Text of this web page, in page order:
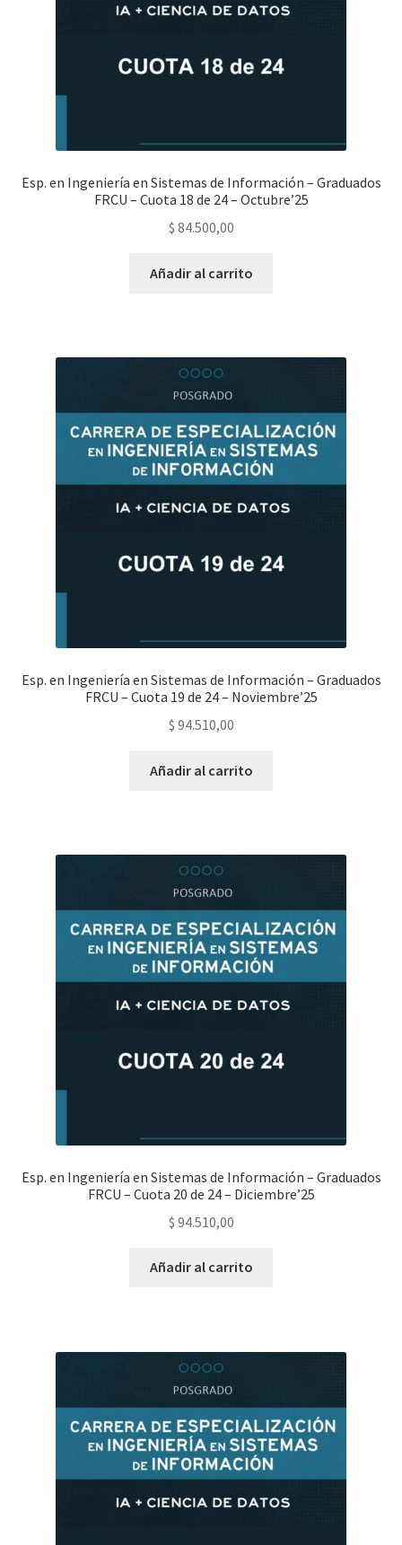
Esp. en Ingeniería en Sistemas de Información – Graduados
FRCU – Cuota 18 de 24 – Octubre’25
$ 84.500,00
Añadir al carrito
Esp. en Ingeniería en Sistemas de Información – Graduados
FRCU – Cuota 19 de 24 – Noviembre’25
$ 94.510,00
Añadir al carrito
Esp. en Ingeniería en Sistemas de Información – Graduados
FRCU – Cuota 20 de 24 – Diciembre’25
$ 94.510,00
Añadir al carrito